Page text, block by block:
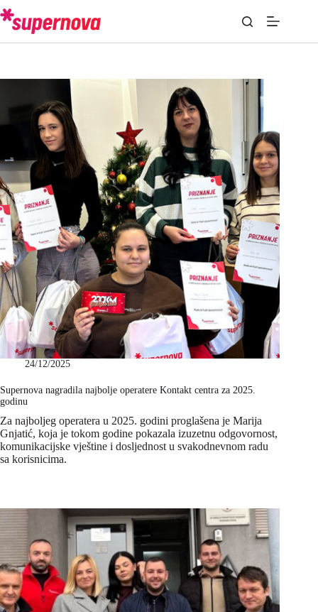
24/12/2025
Supernova nagradila najbolje operatere Kontakt centra za 2025.
godinu
Za najboljeg operatera u 2025. godini proglašena je Marija
Gnjatić, koja je tokom godine pokazala izuzetnu odgovornost,
komunikacijske vještine i dosljednost u svakodnevnom radu
sa korisnicima.